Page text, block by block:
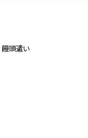
饅頭遣い